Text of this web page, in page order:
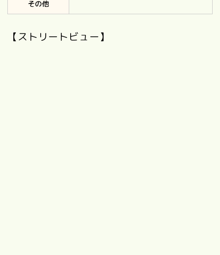
その他
【ストリートビュー】